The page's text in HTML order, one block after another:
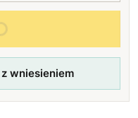
opcje
wniesieniem